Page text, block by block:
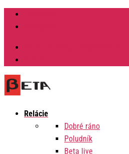
Relácie
Dobré ráno
Poludník
Beta live